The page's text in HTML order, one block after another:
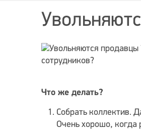
Что же делать?
Собрать коллектив.
Очень хорошо, когда